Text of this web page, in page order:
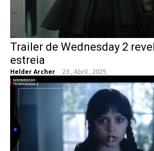
Trailer de Wednesday 2
estreia
Helder Archer - 23 , Abril , 2025